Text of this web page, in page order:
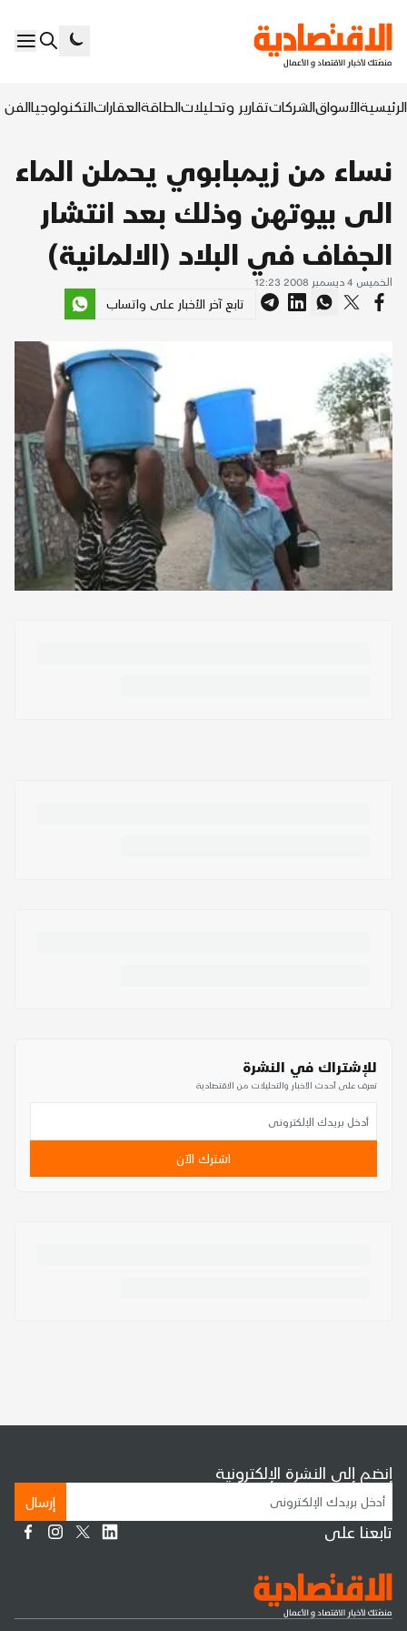
الرئيسيةالأسواقالشركاتتقارير وتحليلاتالطاقةالعقاراتالتكنولوجياالفن
نساء من زيمبابوي يحملن الماء
الى بيوتهن وذلك بعد انتشار
الجفاف في البلاد (الالمانية)
الخميس 4 ديسمبر 2008 12:23
تابع آخر الأخبار على واتساب
للإشتراك في النشرة
تعرف على أحدث الأخبار والتحليلات من الاقتصادية
اشترك الآن
إنضم إلى النشرة الإلكترونية
إرسال
تابعنا على